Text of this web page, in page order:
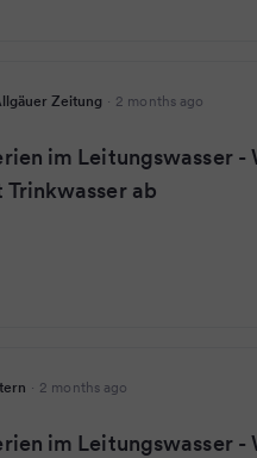
Zeitung · 2 months ago
im Leitungswasser -
Trinkwasser ab
· 2 months ago
im Leitungswasser -